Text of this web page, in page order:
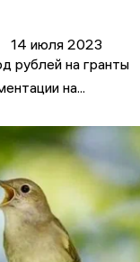
14 июля 2023
рублей на гранты
на...